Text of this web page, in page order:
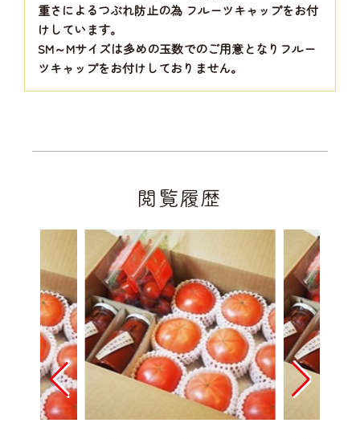
重さによるつぶれ防止の為 フルーツキャップをお付
けしています。
SM～Mサイズは多めの玉数でのご用意となりフルー
ツキャップをお付けしておりません。
閲覧履歴